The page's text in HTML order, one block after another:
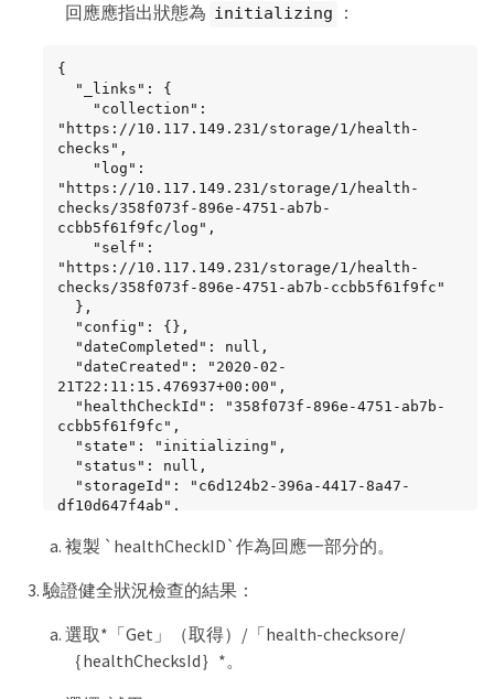
回應應指出狀態為 initializing ：
{
"https://10.117.149.231/storage/1/health-
checks",
"https://10.117.149.231/storage/1/health-
checks/358f073f-896e-4751-ab7b-
ccbb5f61f9fc/log",
"https://10.117.149.231/storage/1/health-
checks/358f073f-896e-4751-ab7b-ccbb5f61f9fc"
21T22:11:15.476937+00:00",
ccbb5f61f9fc",
df10d647f4ab",
b4e7843dbb77"
複製 `healthCheckID`作為回應一部分的。
驗證健全狀況檢查的結果：
選取*「Get」（取得）/「health-checksore/
｛healthChecksId｝*。